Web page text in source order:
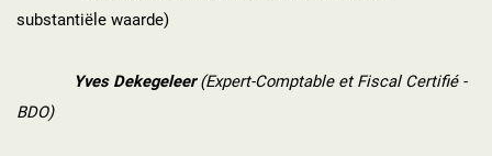
substantiële waarde)
Yves Dekegeleer(Expert-Comptable et Fiscal Certifié -
BDO)